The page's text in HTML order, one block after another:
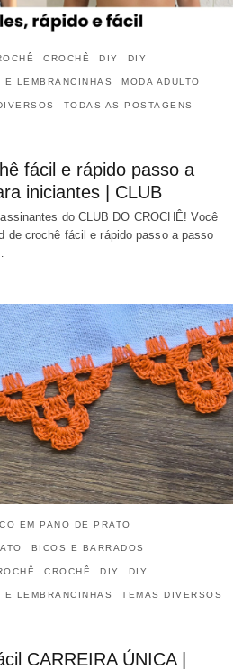
CROCHÊ DIY DIY
E LEMBRANCINHAS MODA ADULTO
TODAS AS POSTAGENS
fácil e rápido passo a
iniciantes | CLUB
do CLUB DO CROCHÊ! Você
de crochê fácil e rápido passo a passo
EM PANO DE PRATO
BICOS E BARRADOS
CROCHÊ DIY DIY
E LEMBRANCINHAS TEMAS DIVERSOS
CARREIRA ÚNICA |